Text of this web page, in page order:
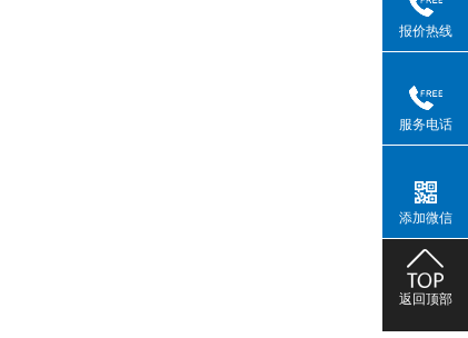
报价热线
服务电话
添加微信
返回顶部